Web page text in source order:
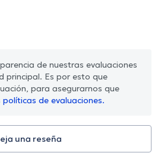
de nuestras evaluaciones
principal. Es por esto que
para asegurarnos que
políticas de evaluaciones.
una reseña